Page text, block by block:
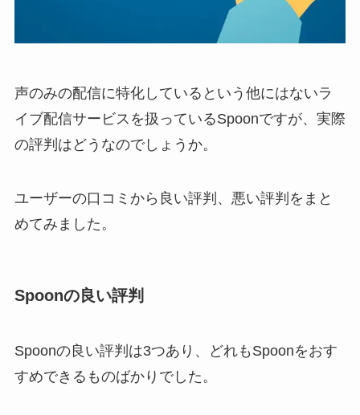
声のみの配信に特化しているという他にはないラ
イブ配信サービスを扱っているSpoonですが、実際
の評判はどうなのでしょうか。
ユーザーの口コミから良い評判、悪い評判をまと
めてみました。
Spoonの良い評判
Spoonの良い評判は3つあり、どれもSpoonをおす
すめできるものばかりでした。